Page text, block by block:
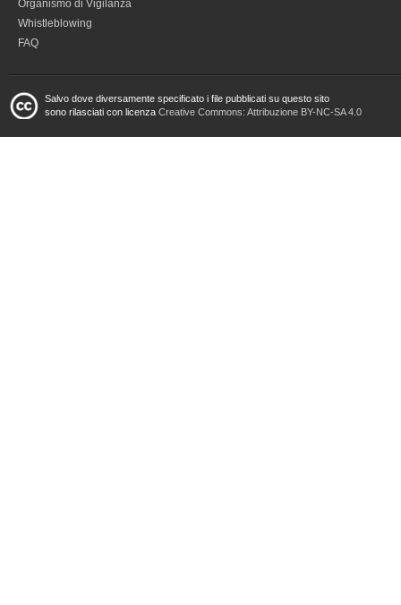
Organismo di Vigilanza
Whistleblowing
FAQ
Salvo dove diversamente specificato i file pubblicati su questo sito
sono rilasciati con licenza Creative Commons: Attribuzione BY-NC-SA 4.0